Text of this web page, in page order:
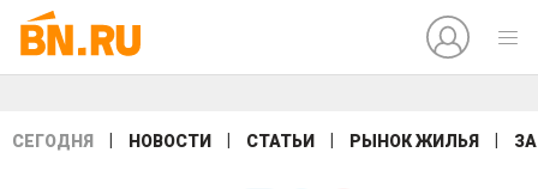
СЕГОДНЯ НОВОСТИ СТАТЬИ РЫНОК ЖИЛЬЯ